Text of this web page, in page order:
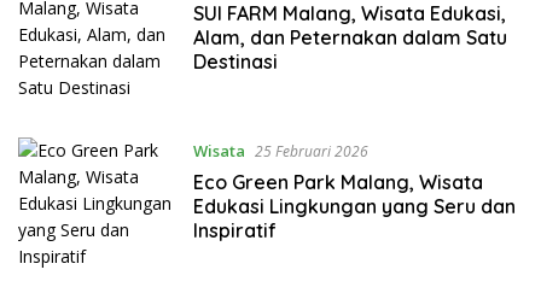
SUI FARM Malang, Wisata Edukasi,
Alam, dan Peternakan dalam Satu
Destinasi
Wisata 25 Februari 2026
Eco Green Park Malang, Wisata
Edukasi Lingkungan yang Seru dan
Inspiratif